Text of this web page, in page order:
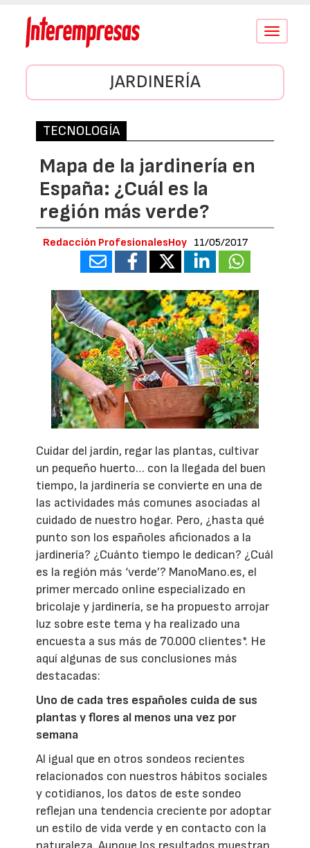
Conmutar
JARDINERÍA
TECNOLOGÍA
Mapa de la jardinería en
España: ¿Cuál es la
región más verde?
Redacción ProfesionalesHoy 11/05/2017
Cuidar del jardín, regar las plantas, cultivar
un pequeño huerto… con la llegada del buen
tiempo, la jardinería se convierte en una de
las actividades más comunes asociadas al
cuidado de nuestro hogar. Pero, ¿hasta qué
punto son los españoles aficionados a la
jardinería? ¿Cuánto tiempo le dedican? ¿Cuál
es la región más ‘verde’? ManoMano.es, el
primer mercado online especializado en
bricolaje y jardinería, se ha propuesto arrojar
luz sobre este tema y ha realizado una
encuesta a sus más de 70.000 clientes*. He
aquí algunas de sus conclusiones más
destacadas:
Uno de cada tres españoles cuida de sus
plantas y flores al menos una vez por
semana
Al igual que en otros sondeos recientes
relacionados con nuestros hábitos sociales
y cotidianos, los datos de este sondeo
reflejan una tendencia creciente por adoptar
un estilo de vida verde y en contacto con la